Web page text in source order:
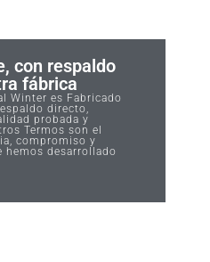
con respaldo
fábrica
Winter es Fabricado
directo,
probada y
Termos son el
compromiso y
hemos desarrollado